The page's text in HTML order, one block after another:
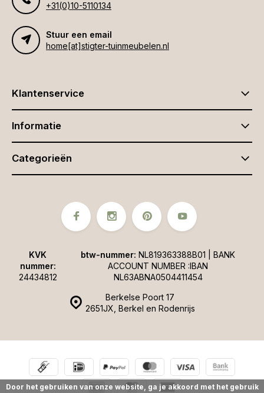
+31(0)10-5110134
Stuur een email
home[at]stigter-tuinmeubelen.nl
Klantenservice
Informatie
Categorieën
Berkelse Poort 17
2651JX, Berkel en Rodenrijs
KVK
nummer:
24434812
btw-nummer: NL819363388B01 | BANK
ACCOUNT NUMBER :IBAN
NL63ABNA0504411454
Door het gebruiken van onze website, ga je akkoord met het gebruik